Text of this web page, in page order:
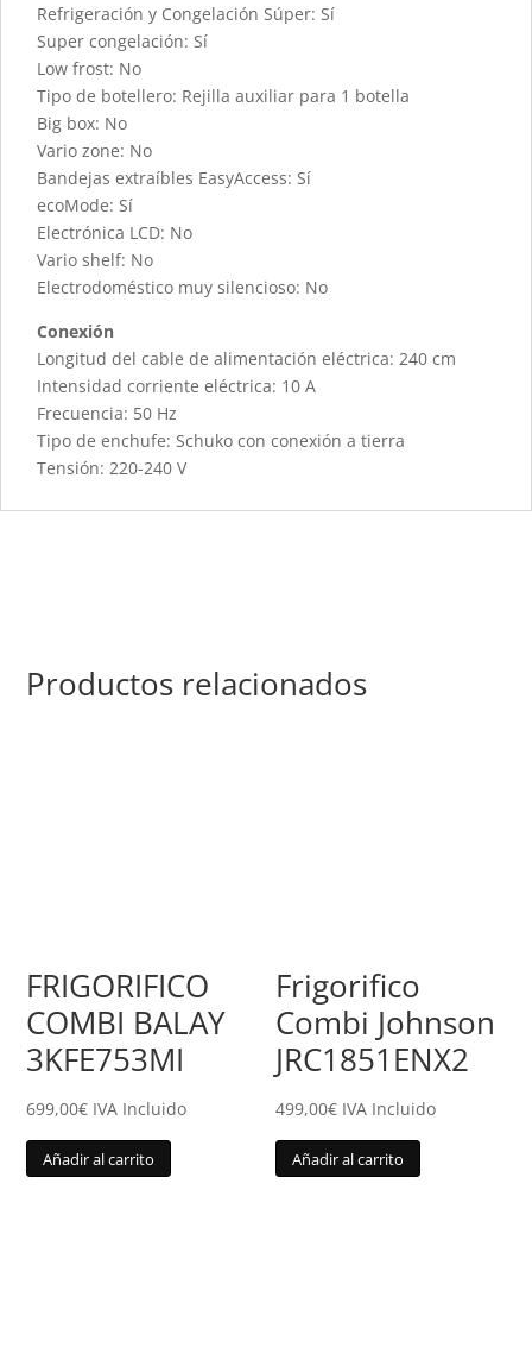
Refrigeración y Congelación Súper: Sí
Super congelación: Sí
Low frost: No
Tipo de botellero: Rejilla auxiliar para 1 botella
Big box: No
Vario zone: No
Bandejas extraíbles EasyAccess: Sí
ecoMode: Sí
Electrónica LCD: No
Vario shelf: No
Electrodoméstico muy silencioso: No
Conexión
Longitud del cable de alimentación eléctrica: 240 cm
Intensidad corriente eléctrica: 10 A
Frecuencia: 50 Hz
Tipo de enchufe: Schuko con conexión a tierra
Tensión: 220-240 V
Productos relacionados
FRIGORIFICO
COMBI BALAY
3KFE753MI
699,00€ IVA Incluido
Añadir al carrito
Frigorifico
Combi Johnson
JRC1851ENX2
499,00€ IVA Incluido
Añadir al carrito